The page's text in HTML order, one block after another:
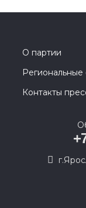
О партии
Региональные
Контакты